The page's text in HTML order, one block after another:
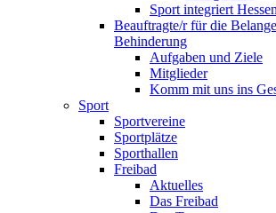
Sport integriert Hessen
Beauftragte/r für die
Behinderung
Aufgaben und Ziele
Mitglieder
Komm mit uns ins
Sport
Sportvereine
Sportplätze
Sporthallen
Freibad
Aktuelles
Das Freibad